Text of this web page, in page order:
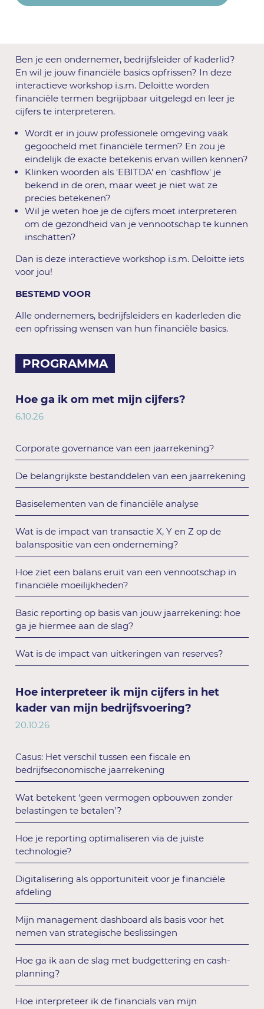
Ben je een ondernemer, bedrijfsleider of kaderlid?
En wil je jouw financiële basics opfrissen? In deze
interactieve workshop i.s.m. Deloitte worden
financiële termen begrijpbaar uitgelegd en leer je
cijfers te interpreteren.
Wordt er in jouw professionele omgeving vaak
gegoocheld met financiële termen? En zou je
eindelijk de exacte betekenis ervan willen kennen?
Klinken woorden als 'EBITDA' en 'cashflow' je
bekend in de oren, maar weet je niet wat ze
precies betekenen?
Wil je weten hoe je de cijfers moet interpreteren
om de gezondheid van je vennootschap te kunnen
inschatten?
Dan is deze interactieve workshop i.s.m. Deloitte iets
voor jou!
BESTEMD VOOR
Alle ondernemers, bedrijfsleiders en kaderleden die
een opfrissing wensen van hun financiële basics.
PROGRAMMA
Hoe ga ik om met mijn cijfers?
6.10.26
Corporate governance van een jaarrekening?
De belangrijkste bestanddelen van een jaarrekening
Basiselementen van de financiële analyse
Wat is de impact van transactie X, Y en Z op de
balanspositie van een onderneming?
Hoe ziet een balans eruit van een vennootschap in
financiële moeilijkheden?
Basic reporting op basis van jouw jaarrekening: hoe
ga je hiermee aan de slag?
Wat is de impact van uitkeringen van reserves?
Hoe interpreteer ik mijn cijfers in het
kader van mijn bedrijfsvoering?
20.10.26
Casus: Het verschil tussen een fiscale en
bedrijfseconomische jaarrekening
Wat betekent ‘geen vermogen opbouwen zonder
belastingen te betalen’?
Hoe je reporting optimaliseren via de juiste
technologie?
Digitalisering als opportuniteit voor je financiële
afdeling
Mijn management dashboard als basis voor het
nemen van strategische beslissingen
Hoe ga ik aan de slag met budgettering en cash-
planning?
Hoe interpreteer ik de financials van mijn